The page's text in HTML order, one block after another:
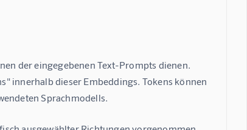
der eingegebenen Text-Prompts dienen.
innerhalb dieser Embeddings. Tokens können
Sprachmodells.